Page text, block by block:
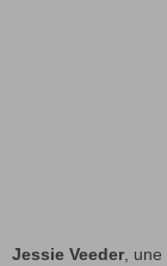
Jessie Veeder, une